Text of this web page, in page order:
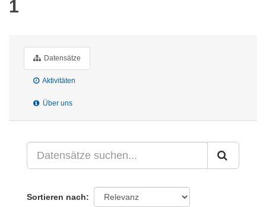
1
Datensätze
Aktivitäten
Über uns
Sortieren nach